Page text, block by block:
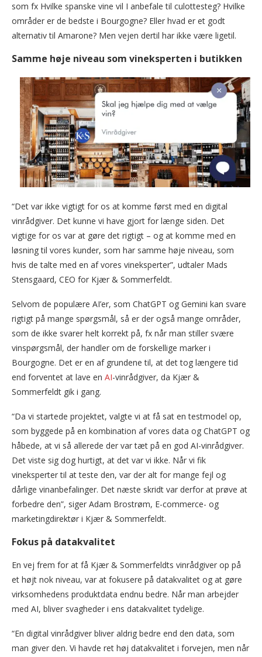
som fx Hvilke spanske vine vil I anbefale til culottesteg? Hvilke
områder er de bedste i Bourgogne? Eller hvad er et godt
alternativ til Amarone? Men vejen dertil har ikke være ligetil.
Samme høje niveau som vineksperten i butikken
“Det var ikke vigtigt for os at komme først med en digital
vinrådgiver. Det kunne vi have gjort for længe siden. Det
vigtige for os var at gøre det rigtigt – og at komme med en
løsning til vores kunder, som har samme høje niveau, som
hvis de talte med en af vores vineksperter”, udtaler Mads
Stensgaard, CEO for Kjær & Sommerfeldt.
Selvom de populære AI’er, som ChatGPT og Gemini kan svare
rigtigt på mange spørgsmål, så er der også mange områder,
som de ikke svarer helt korrekt på, fx når man stiller svære
vinspørgsmål, der handler om de forskellige marker i
Bourgogne. Det er en af grundene til, at det tog længere tid
end forventet at lave en AI-vinrådgiver, da Kjær &
Sommerfeldt gik i gang.
“Da vi startede projektet, valgte vi at få sat en testmodel op,
som byggede på en kombination af vores data og ChatGPT og
håbede, at vi så allerede der var tæt på en god AI-vinrådgiver.
Det viste sig dog hurtigt, at det var vi ikke. Når vi fik
vineksperter til at teste den, var der alt for mange fejl og
dårlige vinanbefalinger. Det næste skridt var derfor at prøve at
forbedre den”, siger Adam Brostrøm, E-commerce- og
marketingdirektør i Kjær & Sommerfeldt.
Fokus på datakvalitet
En vej frem for at få Kjær & Sommerfeldts vinrådgiver op på
et højt nok niveau, var at fokusere på datakvalitet og at gøre
virksomhedens produktdata endnu bedre. Når man arbejder
med AI, bliver svagheder i ens datakvalitet tydelige.
“En digital vinrådgiver bliver aldrig bedre end den data, som
man giver den. Vi havde ret høj datakvalitet i forvejen, men når